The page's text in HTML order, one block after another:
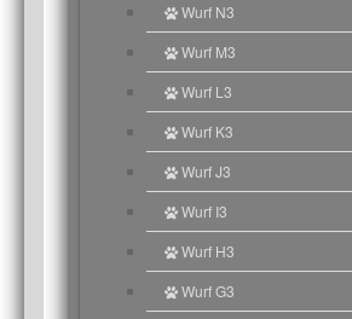
Wurf N3
Wurf M3
Wurf L3
Wurf K3
Wurf J3
Wurf I3
Wurf H3
Wurf G3